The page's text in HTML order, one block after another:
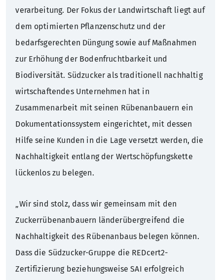
verarbeitung. Der Fokus der Landwirtschaft liegt auf
dem optimierten Pflanzenschutz und der
bedarfsgerechten Düngung sowie auf Maßnahmen
zur Erhöhung der Bodenfruchtbarkeit und
Biodiversität. Südzucker als traditionell nachhaltig
wirtschaftendes Unternehmen hat in
Zusammenarbeit mit seinen Rübenanbauern ein
Dokumentationssystem eingerichtet, mit dessen
Hilfe seine Kunden in die Lage versetzt werden, die
Nachhaltigkeit entlang der Wertschöpfungskette
lückenlos zu belegen.
„Wir sind stolz, dass wir gemeinsam mit den
Zuckerrübenanbauern länderübergreifend die
Nachhaltigkeit des Rübenanbaus belegen können.
Dass die Südzucker-Gruppe die REDcert2-
Zertifizierung beziehungsweise SAI erfolgreich